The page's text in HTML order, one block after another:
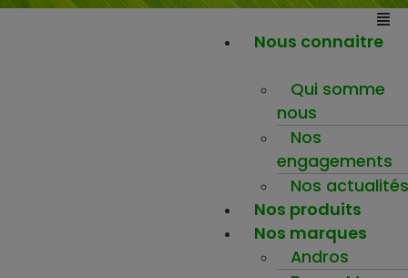
Nous connaitre
Qui somme
nous
Nos
engagements
Nos actualités
Nos produits
Nos marques
Andros